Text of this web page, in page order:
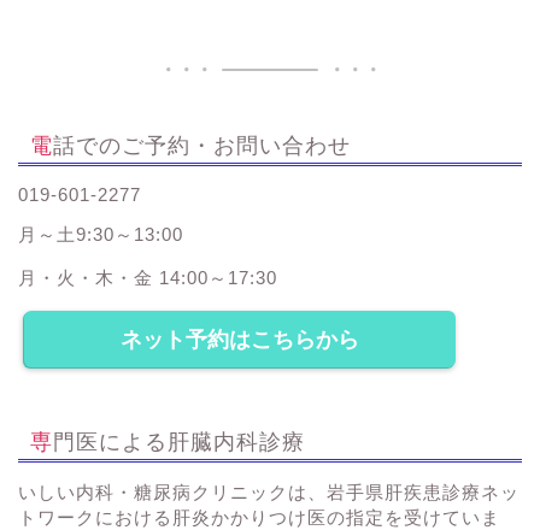
電話でのご予約・お問い合わせ
019-601-2277
月～土9:30～13:00
月・火・木・金 14:00～17:30
ネット予約はこちらから
専門医による肝臓内科診療
いしい内科・糖尿病クリニックは、岩手県肝疾患診療ネッ
トワークにおける肝炎かかりつけ医の指定を受けていま